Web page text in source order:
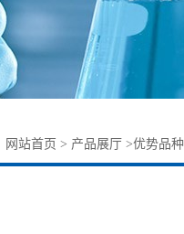
网站首页 > 产品展厅 >优势品种